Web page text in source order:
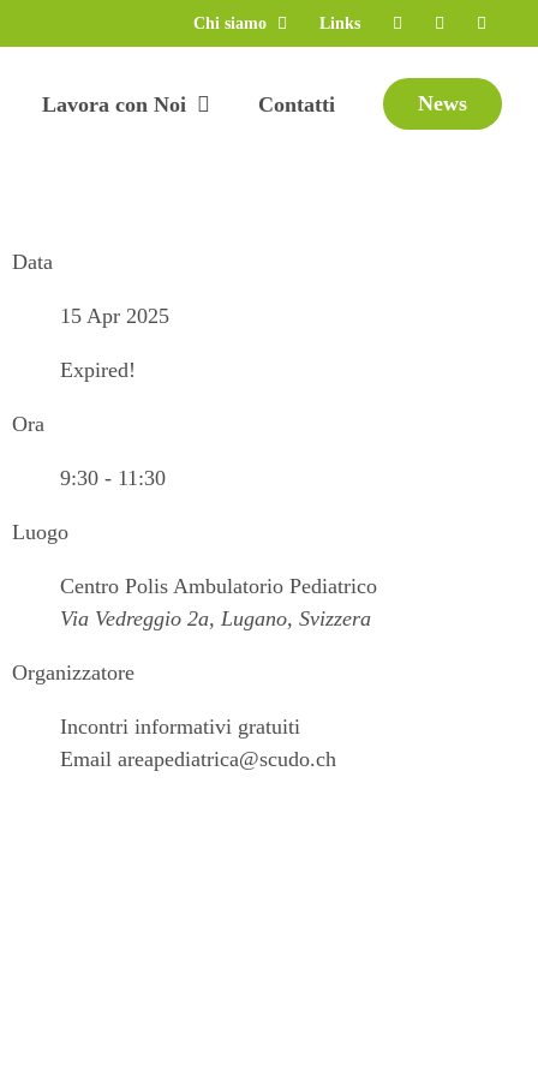
Chi siamo Links
Lavora con Noi Contatti News
Data
15 Apr 2025
Expired!
Ora
9:30 - 11:30
Luogo
Centro Polis Ambulatorio Pediatrico
Via Vedreggio 2a, Lugano, Svizzera
Organizzatore
Incontri informativi gratuiti
Email areapediatrica@scudo.ch